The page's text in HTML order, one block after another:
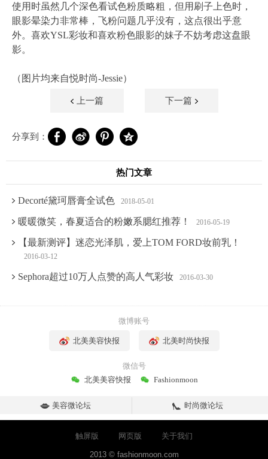
使用时虽然几个深色看试色粉质略粗，但用刷子上色时，
眼影晕染力非常棒，飞粉问题几乎没有，这点很出乎意
外。喜欢YSL彩妆和喜欢粉色眼影的妹子不妨考虑这盘眼
影。
（图片均来自悦时尚-Jessie）
上一篇 下一篇
分享到：
热门文章
Decorté黛珂唇膏全试色 2018-05-01
暖暖微笑，春夏适合的粉嫩系腮红推荐！ 2016-05-19
【最新测评】迷恋光泽肌，爱上TOM FORD妆前乳！
2016-03-12
Sephora超过10万人点赞的高人气彩妆 2016-03-30
微博账号
北美美容快报 北美时尚快报
微信号
北美美容快报
Fashionmoon
美容微论坛 时尚微论坛
触屏版 网页版 关于我们
2013 © fashionmoon.com